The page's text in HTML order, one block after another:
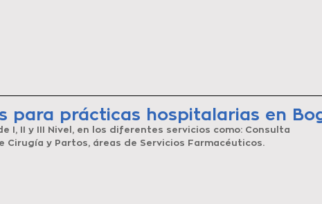
para prácticas hospitalarias en
I, II y III Nivel, en los diferentes servicios como: Consulta
Cirugía y Partos, áreas de Servicios Farmacéuticos.